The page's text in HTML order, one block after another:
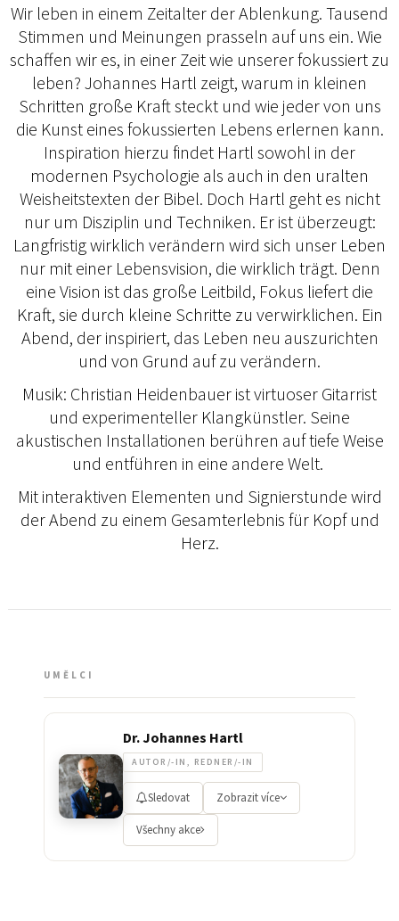
Wir leben in einem Zeitalter der Ablenkung. Tausend
Stimmen und Meinungen prasseln auf uns ein. Wie
schaffen wir es, in einer Zeit wie unserer fokussiert zu
leben? Johannes Hartl zeigt, warum in kleinen
Schritten große Kraft steckt und wie jeder von uns
die Kunst eines fokussierten Lebens erlernen kann.
Inspiration hierzu findet Hartl sowohl in der
modernen Psychologie als auch in den uralten
Weisheitstexten der Bibel. Doch Hartl geht es nicht
nur um Disziplin und Techniken. Er ist überzeugt:
Langfristig wirklich verändern wird sich unser Leben
nur mit einer Lebensvision, die wirklich trägt. Denn
eine Vision ist das große Leitbild, Fokus liefert die
Kraft, sie durch kleine Schritte zu verwirklichen. Ein
Abend, der inspiriert, das Leben neu auszurichten
und von Grund auf zu verändern.
Musik: Christian Heidenbauer ist virtuoser Gitarrist
und experimenteller Klangkünstler. Seine
akustischen Installationen berühren auf tiefe Weise
und entführen in eine andere Welt.
Mit interaktiven Elementen und Signierstunde wird
der Abend zu einem Gesamterlebnis für Kopf und
Herz.
UMĚLCI
Dr. Johannes Hartl
AUTOR/-IN, REDNER/-IN
Sledovat Zobrazit více
Všechny akce